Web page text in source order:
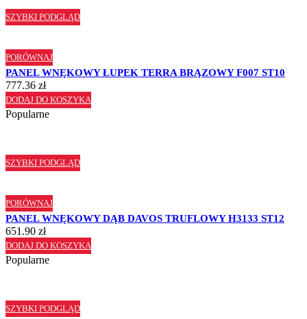
SZYBKI PODGLĄD
PORÓWNAJ
PANEL WNĘKOWY ŁUPEK TERRA BRĄZOWY F007 ST10
777.36 zł
DODAJ DO KOSZYKA
Popularne
SZYBKI PODGLĄD
PORÓWNAJ
PANEL WNĘKOWY DĄB DAVOS TRUFLOWY H3133 ST12
651.90 zł
DODAJ DO KOSZYKA
Popularne
SZYBKI PODGLĄD